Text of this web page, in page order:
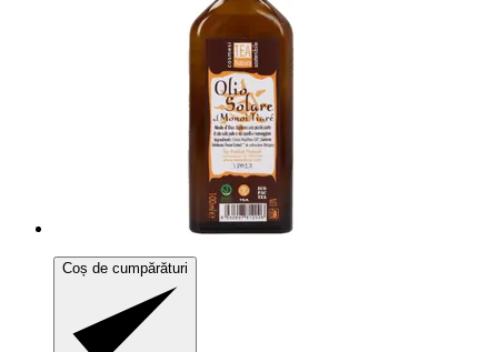
Coș de cumpărături